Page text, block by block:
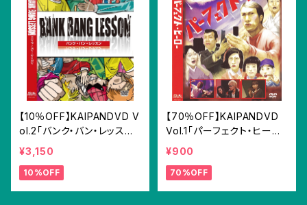
【10％OFF】KAIPANDVD V
ol.2「バンク・バン・レッスン
【A・Bチーム版】」ＤＶＤ
¥3,150
10%OFF
【70％OFF】KAIPANDVD
Vol.1「パーフェクト・ヒーロ
ー」ＤＶＤ 京本有加(風男
倉
¥900
70%OFF